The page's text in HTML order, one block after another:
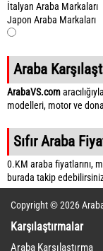
İtalyan Araba Markaları
Japon Araba Markaları
Araba
ArabaVS.com
modelleri, motor ve
Sıfır Araba
0.KM araba fiyatlarını,
burada takip
Copyright © 2026
Karşılaştırmalar
Araba Karşılaştırma